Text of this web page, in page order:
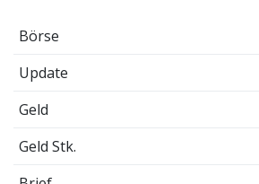
Börse
Update
Geld
Geld Stk.